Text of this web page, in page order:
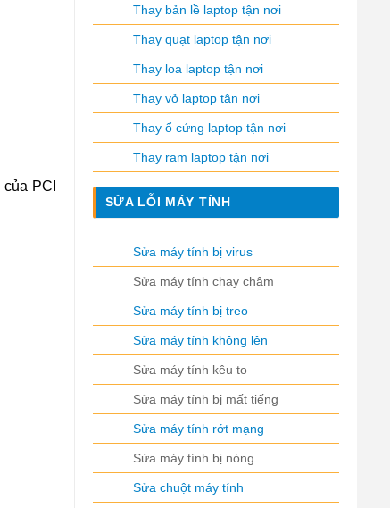
của PCI
Thay bản lề laptop tận nơi
Thay quạt laptop tận nơi
Thay loa laptop tận nơi
Thay vỏ laptop tận nơi
Thay ổ cứng laptop tận nơi
Thay ram laptop tận nơi
SỬA LỖI MÁY TÍNH
Sửa máy tính bị virus
Sửa máy tính chạy chậm
Sửa máy tính bị treo
Sửa máy tính không lên
Sửa máy tính kêu to
Sửa máy tính bị mất tiếng
Sửa máy tính rớt mạng
Sửa máy tính bị nóng
Sửa chuột máy tính